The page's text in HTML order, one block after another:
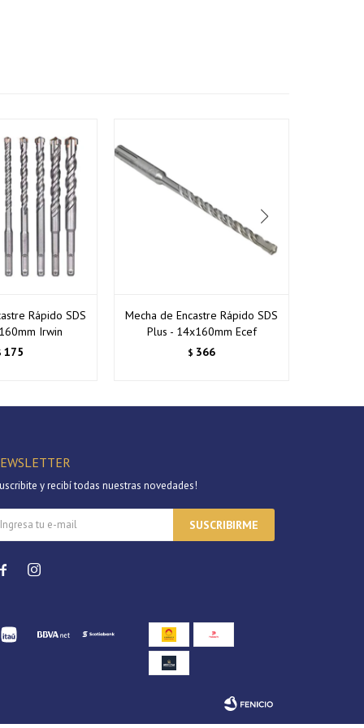
Rápido SDS
Irwin
175
Mecha de Encastre Rápido SDS
Plus - 14x160mm Ecef
$ 366
y recibí todas nuestras novedades!
SUSCRIBIRME
 